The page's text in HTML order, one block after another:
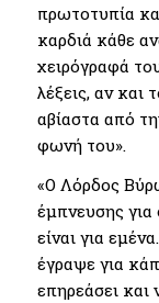
πρωτοτυπία
καρδιά κάθε
χειρόγραφά
λέξεις, αν και
αβίαστα από
φωνή του».
«Ο Λόρδος
έμπνευσης για
είναι για
έγραψε για
επηρεάσει και